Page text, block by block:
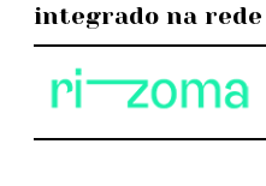
integrado na rede